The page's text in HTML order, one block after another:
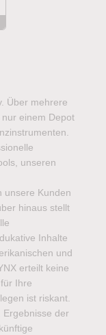
Über mehrere
einem Depot
unseren
unsere Kunden
hinaus stellt
Inhalte
und
erteilt keine
Ihre
ist riskant.
Ergebnisse der